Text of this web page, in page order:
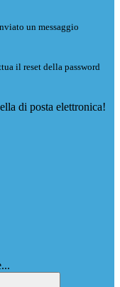
un messaggio
il reset della password
di posta elettronica!